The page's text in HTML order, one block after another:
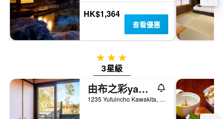
HK$1,364
查看優惠
3星級
3星級
由布之彩yadoya
1235 Yufuincho Kawakita, 由布市, 日本